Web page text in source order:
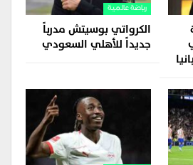
رياضة عالمية
الكرواتي بوسيتش مدرباً
جديداً للأهلي السعودي